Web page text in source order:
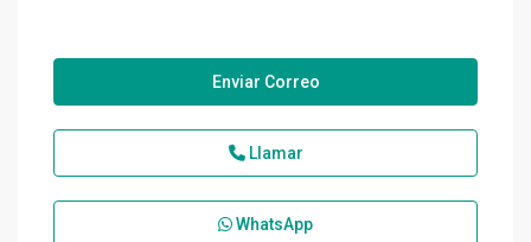
Enviar Correo
Llamar
WhatsApp